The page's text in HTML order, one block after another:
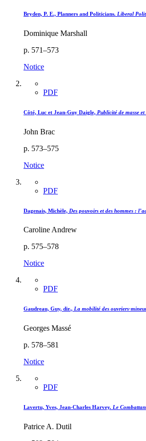
Bryden, P. E., Planners and Politicians. Liberal
Dominique Marshall
p. 571–573
Notice
PDF
Côté, Luc et Jean-Guy Daigle, Publicité de masse
John Brac
p. 573–575
Notice
PDF
Dagenais, Michèle, Des pouvoirs et des hommes :
Caroline Andrew
p. 575–578
Notice
PDF
Gaudreau, Guy, dir., La mobilité des ouvriers-
Georges Massé
p. 578–581
Notice
PDF
Lavertu, Yves, Jean-Charles Harvey. Le
Patrice A. Dutil